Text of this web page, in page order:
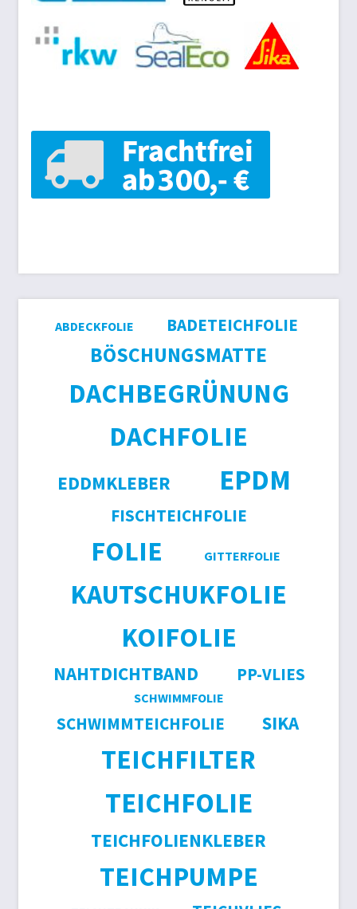
ABDECKFOLIE BADETEICHFOLIE
BÖSCHUNGSMATTE
DACHBEGRÜNUNG
DACHFOLIE
EDDMKLEBER EPDM
FISCHTEICHFOLIE
FOLIE GITTERFOLIE
KAUTSCHUKFOLIE
KOIFOLIE
NAHTDICHTBAND PP-VLIES
SCHWIMMFOLIE
SCHWIMMTEICHFOLIE SIKA
TEICHFILTER
TEICHFOLIE
TEICHFOLIENKLEBER
TEICHPUMPE